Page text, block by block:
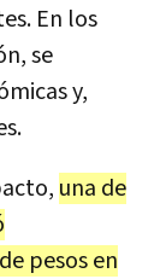
En los
se
y,
una de
pesos en